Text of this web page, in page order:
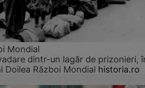
Mondial
dintr-un lagăr de prizonieri,
Doilea Război Mondial historia.ro